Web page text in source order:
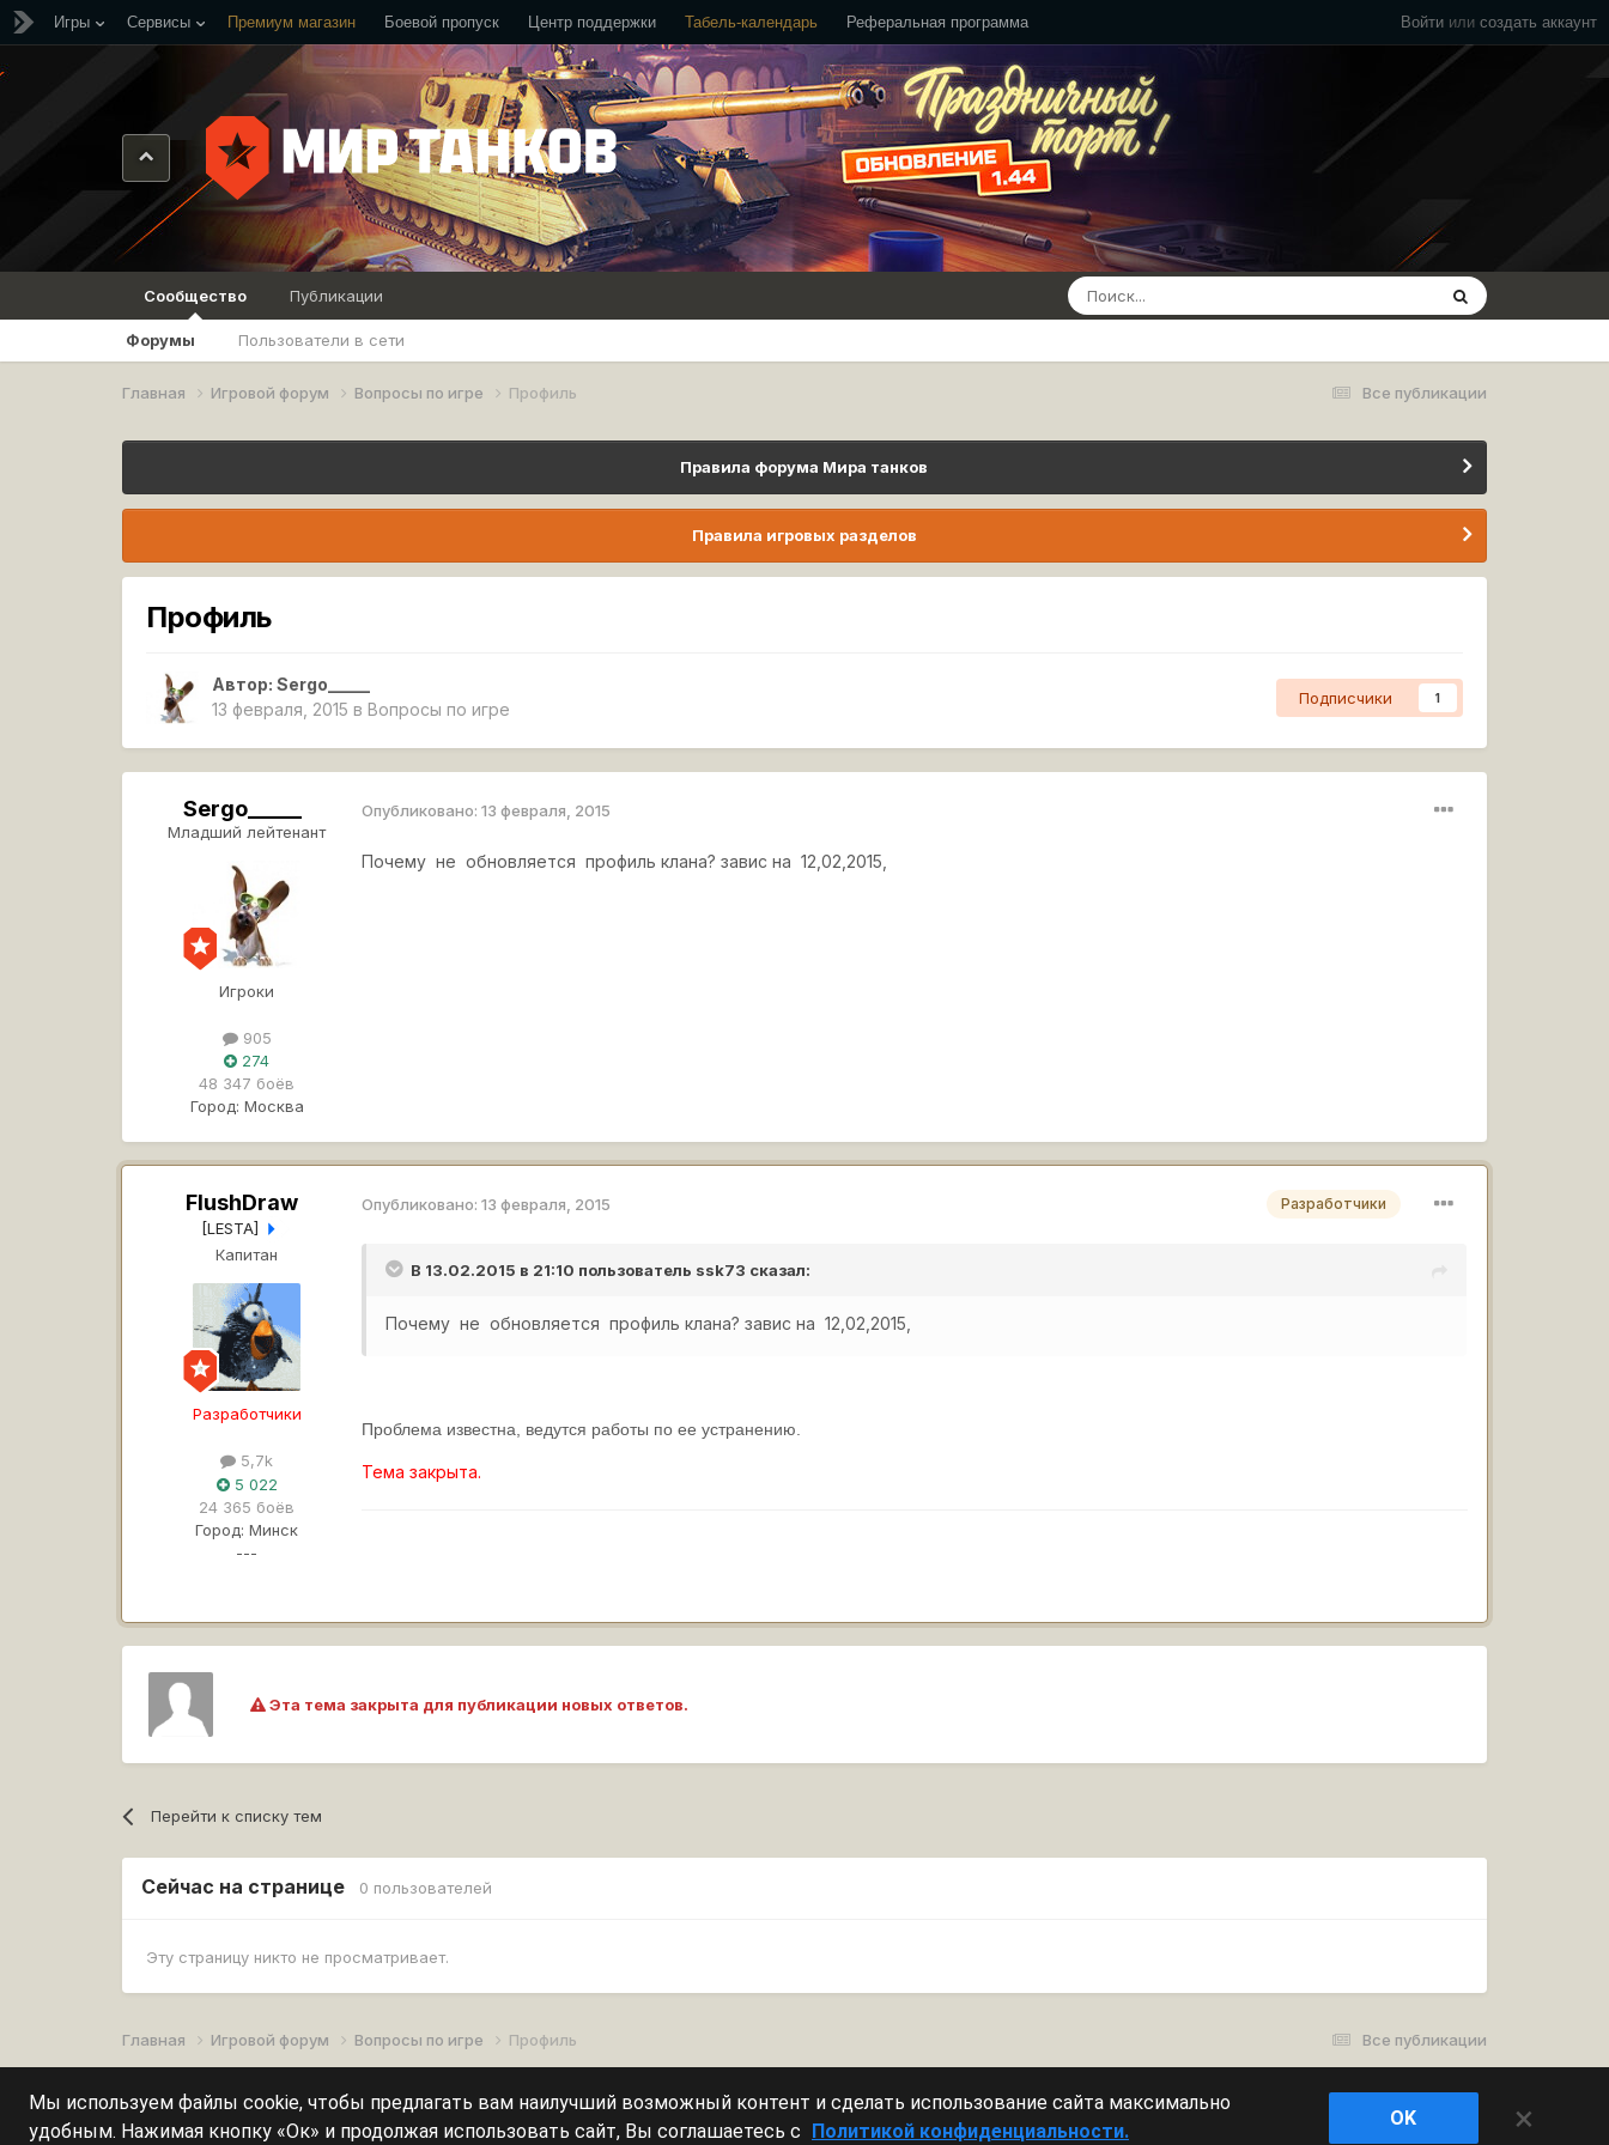
Войти или создать аккаунт
Игры Сервисы Премиум магазин Боевой пропуск Центр поддержки Табель-календарь Реферальная программа
Сообщество
Форумы Пользователи в сети
Публикации
Все публикации
Главная Игровой форум Вопросы по игре Профиль
Правила форума Мира танков
Правила игровых разделов
Профиль
Автор:Sergo_____
13 февраля, 2015 в Вопросы по игре
Подписчики 1
Sergo_____
Младший лейтенант
Игроки
905
274
48 347 боёв
Город: Москва
Опубликовано:13 февраля, 2015
Почему не обновляется профиль клана? завис на 12,02,2015,
FlushDraw
[LESTA]
Капитан
Разработчики
5,7k
5 022
24 365 боёв
Город: Минск
---
Разработчики
Опубликовано:13 февраля, 2015
В 13.02.2015 в 21:10 пользователь ssk73 сказал:
Почему не обновляется профиль клана? завис на 12,02,2015,
Проблема известна, ведутся работы по ее устранению.
Тема закрыта.
Эта тема закрыта для публикации новых ответов.
Перейти к списку тем
Сейчас на странице 0 пользователей
Эту страницу никто не просматривает.
Все публикации
Главная Игровой форум Вопросы по игре Профиль
Леста Игры
Powered by Invision Community
Мы используем файлы cookie, чтобы предлагать вам наилучший возможный контент и сделать использование сайта максимально
удобным. Нажимая кнопку «Ок» и продолжая использовать сайт, Вы соглашаетесь с Политикой конфиденциальности.
OK ×